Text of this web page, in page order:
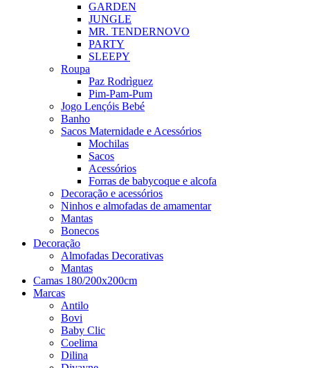
GARDEN
JUNGLE
MR. TENDERNOVO
PARTY
SLEEPY
Roupa
Paz Rodrìguez
Pim-Pam-Pum
Jogo Lençóis Bebé
Banho
Sacos Maternidade e Acessórios
Mochilas
Sacos
Acessórios
Forras de babycoque e alcofa
Decoração e acessórios
Ninhos e almofadas de amamentar
Mantas
Bonecos
Decoração
Almofadas Decorativas
Mantas
Camas 180/200x200cm
Marcas
Antilo
Bovi
Baby Clic
Coelima
Dilina